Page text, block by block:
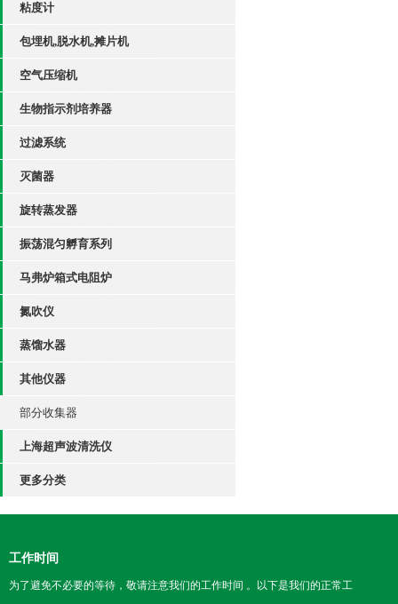
粘度计
包埋机,脱水机,摊片机
空气压缩机
生物指示剂培养器
过滤系统
灭菌器
旋转蒸发器
振荡混匀孵育系列
马弗炉箱式电阻炉
氮吹仪
蒸馏水器
其他仪器
部分收集器
上海超声波清洗仪
更多分类
工作时间
为了避免不必要的等待，敬请注意我们的工作时间 。以下是我们的正常工